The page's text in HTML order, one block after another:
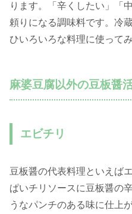
ります。「辛くしたい」「
頼りになる調味料です。冷
ひいろいろな料理に使って
麻婆豆腐以外の豆板醤
エビチリ
豆板醤の代表料理といえば
ぱいチリソースに豆板醤の
うなパンチのある味に仕上